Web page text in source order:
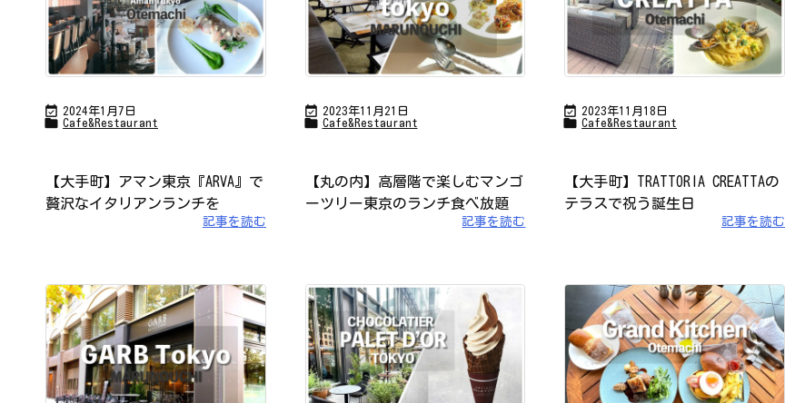
 2024年1月7日
 Cafe&Restaurant
【大手町】アマン東京『ARVA』で
贅沢なイタリアンランチを
記事を読む
 2023年11月21日
 Cafe&Restaurant
【丸の内】高層階で楽しむマンゴ
ーツリー東京のランチ食べ放題
記事を読む
 2023年11月18日
 Cafe&Restaurant
【大手町】TRATTORIA CREATTAの
テラスで祝う誕生日
記事を読む